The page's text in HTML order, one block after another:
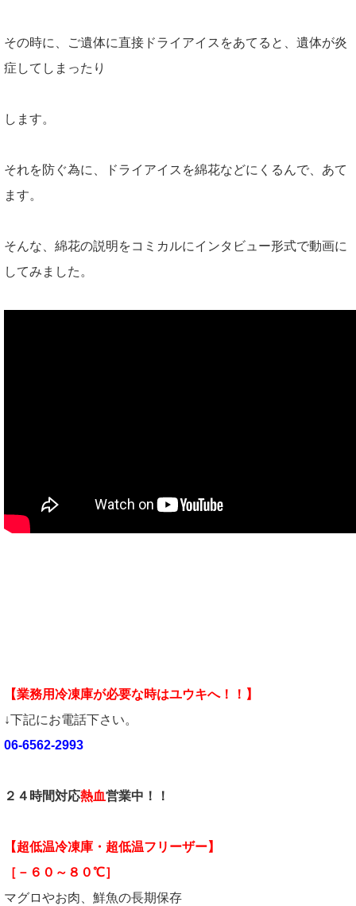
その時に、ご遺体に直接ドライアイスをあてると、遺体が炎
症してしまったり
します。
それを防ぐ為に、ドライアイスを綿花などにくるんで、あて
ます。
そんな、綿花の説明をコミカルにインタビュー形式で動画に
してみました。
【業務用冷凍庫が必要な時はユウキへ！！】
↓下記にお電話下さい。
06-6562-2993
２４時間対応熱血営業中！！
【超低温冷凍庫・超低温フリーザー】
［－６０～８０℃］
マグロやお肉、鮮魚の長期保存